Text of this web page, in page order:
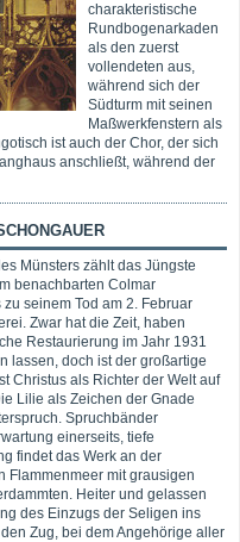
charakteristische
Rundbogenarkaden
als den zuerst
vollendeten aus,
während sich der
Südturm mit seinen
Maßwerkfenstern als
ist auch der Chor, der sich
anschließt, während der
Münsters zählt das Jüngste
benachbarten Colmar
seinem Tod am 2. Februar
Zwar hat die Zeit, haben
Restaurierung im Jahr 1931
lassen, doch ist der großartige
Christus als Richter der Welt auf
Lilie als Zeichen der Gnade
Spruchbänder
einerseits, tiefe
findet das Werk an der
Flammenmeer mit grausigen
Heiter und gelassen
des Einzugs der Seligen ins
Zug, bei dem Angehörige aller